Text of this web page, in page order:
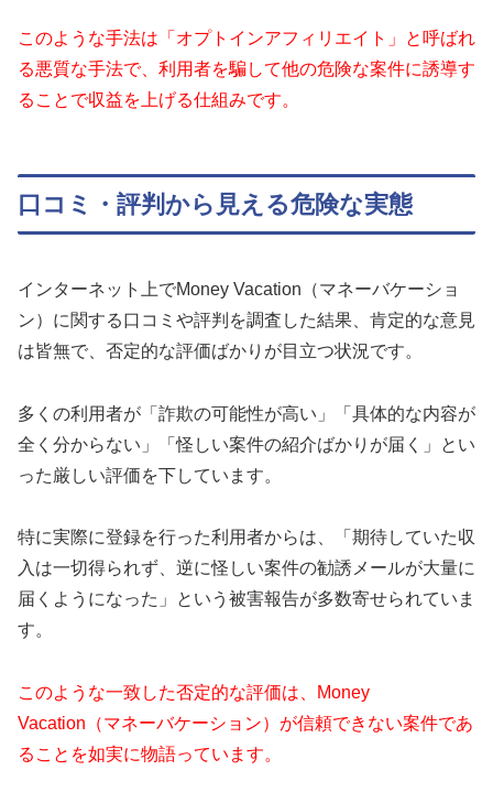
このような手法は「オプトインアフィリエイト」と呼ばれ
る悪質な手法で、利用者を騙して他の危険な案件に誘導す
ることで収益を上げる仕組みです。
口コミ・評判から見える危険な実態
インターネット上でMoney Vacation（マネーバケーショ
ン）に関する口コミや評判を調査した結果、肯定的な意見
は皆無で、否定的な評価ばかりが目立つ状況です。
多くの利用者が「詐欺の可能性が高い」「具体的な内容が
全く分からない」「怪しい案件の紹介ばかりが届く」とい
った厳しい評価を下しています。
特に実際に登録を行った利用者からは、「期待していた収
入は一切得られず、逆に怪しい案件の勧誘メールが大量に
届くようになった」という被害報告が多数寄せられていま
す。
このような一致した否定的な評価は、Money
Vacation（マネーバケーション）が信頼できない案件であ
ることを如実に物語っています。